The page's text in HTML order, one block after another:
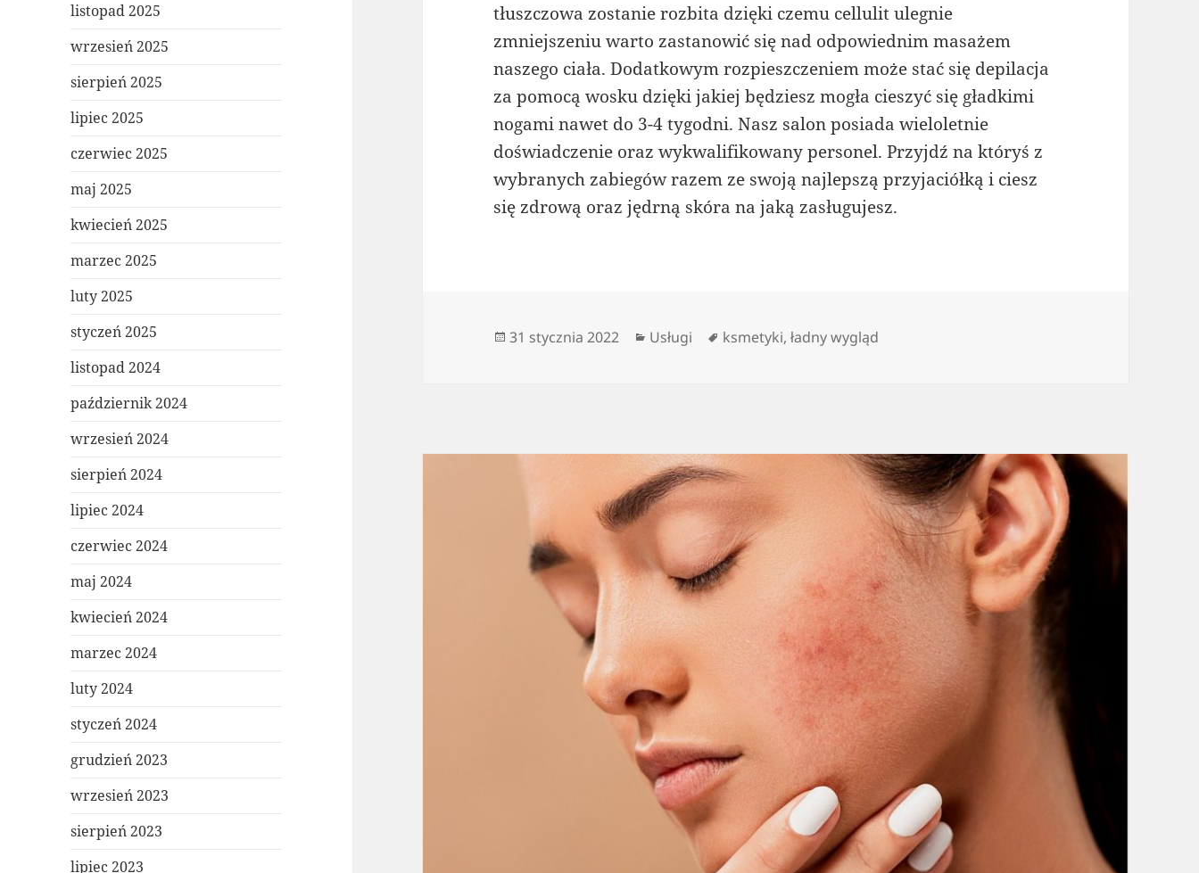
listopad 2025
wrzesień 2025
sierpień 2025
lipiec 2025
czerwiec 2025
maj 2025
kwiecień 2025
marzec 2025
luty 2025
styczeń 2025
listopad 2024
październik 2024
wrzesień 2024
sierpień 2024
lipiec 2024
czerwiec 2024
maj 2024
kwiecień 2024
marzec 2024
luty 2024
styczeń 2024
grudzień 2023
wrzesień 2023
sierpień 2023
lipiec 2023
tłuszczowa zostanie rozbita dzięki czemu cellulit ulegnie
zmniejszeniu warto zastanowić się nad odpowiednim masażem
naszego ciała. Dodatkowym rozpieszczeniem może stać się depilacja
za pomocą wosku dzięki jakiej będziesz mogła cieszyć się gładkimi
nogami nawet do 3-4 tygodni. Nasz salon posiada wieloletnie
doświadczenie oraz wykwalifikowany personel. Przyjdź na któryś z
wybranych zabiegów razem ze swoją najlepszą przyjaciółką i ciesz
się zdrową oraz jędrną skóra na jaką zasługujesz.
Data
31 stycznia 2022 Kategorie
Usługi Tagi
ksmetyki,ładny wygląd